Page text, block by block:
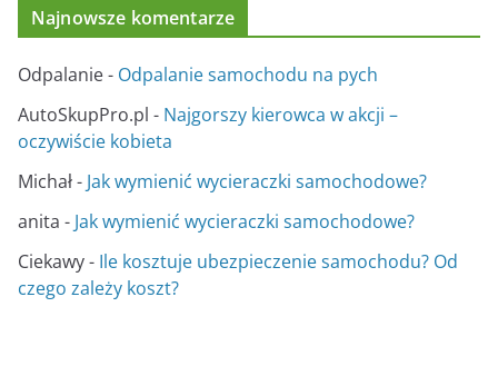
Najnowsze komentarze
Odpalanie- Odpalanie samochodu na pych
AutoSkupPro.pl - Najgorszy kierowca w akcji –
oczywiście kobieta
Michał- Jak wymienić wycieraczki samochodowe?
anita - Jak wymienić wycieraczki samochodowe?
Ciekawy- Ile kosztuje ubezpieczenie samochodu? Od
czego zależy koszt?